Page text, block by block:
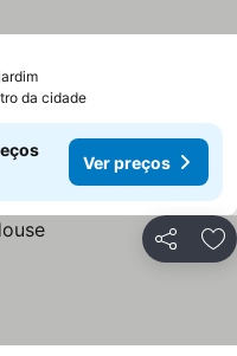
Ver preços
da cidade
Ver preços
Partilhar